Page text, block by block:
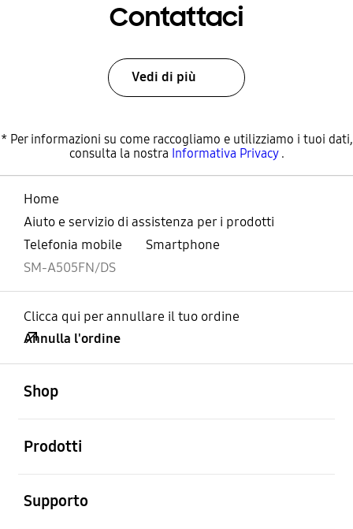
Contattaci
Vedi di più
* Per informazioni su come raccogliamo e utilizziamo i tuoi dati,
consulta la nostra Informativa Privacy.
Home
Aiuto e servizio di assistenza per i prodotti
Telefonia mobile
Smartphone
SM-A505FN/DS
Clicca qui per annullare il tuo ordine
Annulla l'ordine
Shop
Prodotti
Supporto